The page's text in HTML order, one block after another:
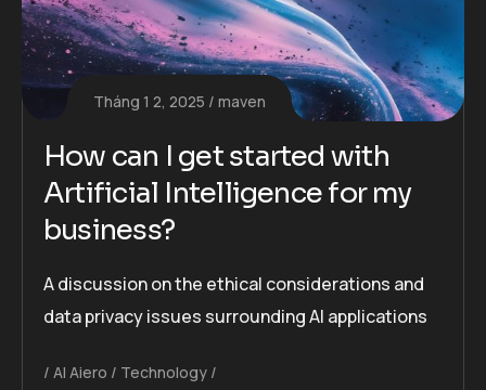
Tháng 1 2, 2025 maven
How can I get started with
Artificial Intelligence for my
business?
A discussion on the ethical considerations and
data privacy issues surrounding AI applications
AI Aiero Technology